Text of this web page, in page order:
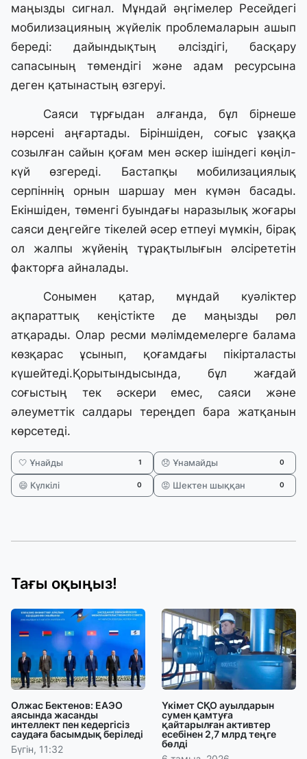
маңызды сигнал. Мұндай әңгімелер Ресейдегі
мобилизацияның жүйелік проблемаларын ашып
береді: дайындықтың әлсіздігі, басқару
сапасының төмендігі және адам ресурсына
деген қатынастың өзгеруі.
Саяси тұрғыдан алғанда, бұл бірнеше
нәрсені аңғартады. Біріншіден, соғыс ұзаққа
созылған сайын қоғам мен әскер ішіндегі көңіл-
күй өзгереді. Бастапқы мобилизациялық
серпіннің орнын шаршау мен күмән басады.
Екіншіден, төменгі буындағы наразылық жоғары
саяси деңгейге тікелей әсер етпеуі мүмкін, бірақ
ол жалпы жүйенің тұрақтылығын әлсірететін
факторға айналады.
Сонымен қатар, мұндай куәліктер
ақпараттық кеңістікте де маңызды рөл
атқарады. Олар ресми мәлімдемелерге балама
көзқарас ұсынып, қоғамдағы пікірталасты
күшейтеді.Қорытындысында, бұл жағдай
соғыстың тек әскери емес, саяси және
әлеуметтік салдары тереңдеп бара жатқанын
көрсетеді.
🤍 Ұнайды 1 😞 Ұнамайды 0
😄 Күлкілі 0 😡 Шектен шыққан 0
Тағы оқыңыз!
Олжас Бектенов: ЕАЭО
аясында жасанды
интеллект пен кедергісіз
саудаға басымдық беріледі
Бүгін, 11:32
Үкімет СҚО ауылдарын
сумен қамтуға
қайтарылған активтер
есебінен 2,7 млрд теңге
бөлді